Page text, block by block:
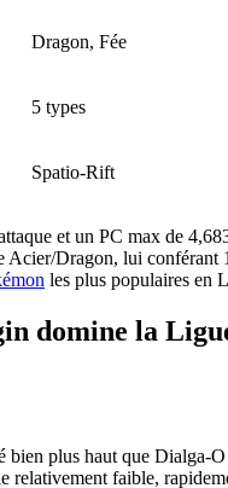
Dragon, Fée
5 types
Spatio-Rift
et un PC max de
Dragon, lui conférant
les plus populaires en
domine la
plus haut que Dialga-
relativement faible,